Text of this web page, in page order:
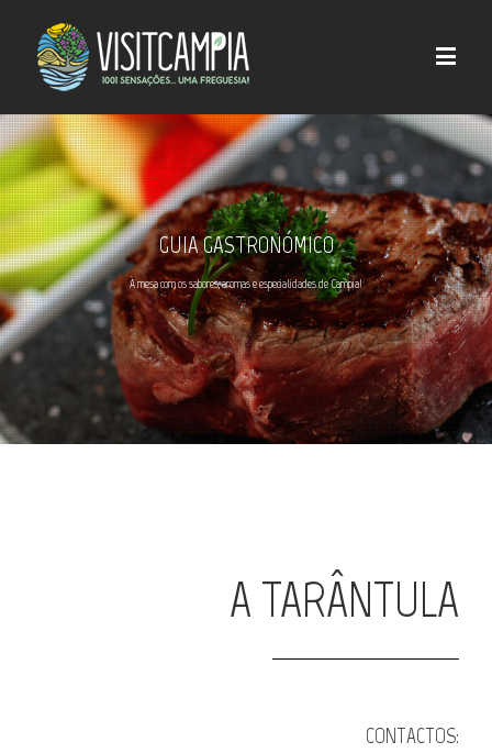
GUIA GASTRONÓMICO
À mesa com os sabores, aromas e especialidades de Campia!
A TARÂNTULA
CONTACTOS: